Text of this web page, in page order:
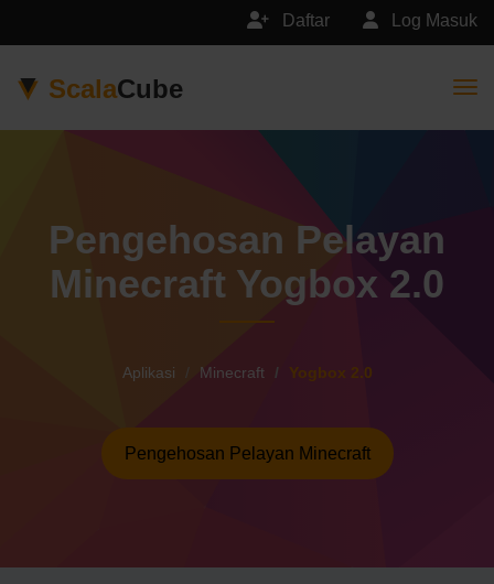
Log Masuk
Daftar
ScalaCube
Pengehosan Pelayan
Minecraft Yogbox 2.0
Aplikasi Minecraft Yogbox 2.0
Pengehosan Pelayan Minecraft